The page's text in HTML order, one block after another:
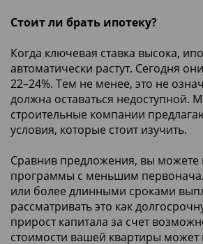
Стоит ли брать ипотеку?
Когда ключевая ставка высока,
автоматически растут. Сегодня
22–24%. Тем не менее, это не
должна оставаться недоступной.
строительные компании
условия, которые стоит изучить.
Сравнив предложения, вы можете
программы с меньшим
или более длинными сроками
рассматривать это как
прирост капитала за счет
стоимости вашей квартиры может